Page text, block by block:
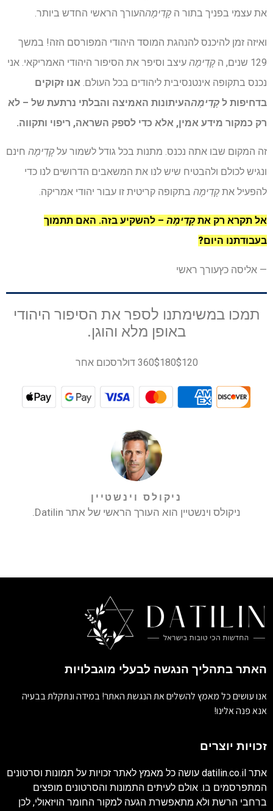
את עצמי בפניך בתור ה קָדִימָההעורך הראשי החדש ביותר.
ואיזה זמן להיכנס להנהגת המוסד היהודי המפורסם הזה! במשך
129 שנים, ה
קָדִימָה עיצב וסיפר את הסיפור היהודי האמריקאי. אני
נכנס בתקופה אינטנסיבית ליהודים בכל העולם. אנו זקוקים
בדחיפות ל קָדִימָההעיתונות האמיצה והבלתי נרתעת של – לא
רק כמקור מידע אמין, אלא כדי לספק השראה, ריפוי ותקווה.
זה המקום שבו אתה נכנס. מתנות בכל גודל לשמור על קָדִימָה חינם
ונגיש לכולם ולהבטיח שיש לנו את המשאבים הדרושים לנו כדי
להפעיל את קָדִימָה בתקופה קריטית זו עבור יהודי אמריקה.
אל תקרא רק את קָדִימָה – להשקיע בזה. האם תתמוך
בעבודתנו היום?
— אליסה כץעורך ראשי
תמכו במשימתנו לספר את הסיפור היהודי
באופן מלא והוגן.
$120
$180360 דולר סכום אחר
ניקולס וינשטיין
ניקולס וינשטיין הוא העורך הראשי של אתר Datilin.
האתר בתהליך הנגשה לבעלי מוגבלויות
אנו עושים כל מאמץ להשלים את הנגשת האתר! במידה ונתקלת בבעיה
אנא פנה אלינו!
זכויות יוצרים
אתר datilin.co.il עושה כל מאמץ לאתר זכויות על תמונות וסרטונים
המתפרסמים בו. אולם לעיתים התמונות והסרטונים מופצים
ברחבי הרשת ולא מתאפשרת הגעה למקור החומר הויזאולי, לכן